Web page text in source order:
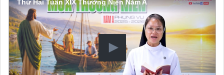
Thứ Hai Tuần XIX Thường Niên Năm A